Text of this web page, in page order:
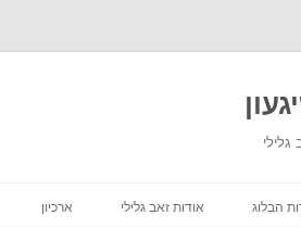
גלילי
הבלוג אודות זאב גלילי ארכיון